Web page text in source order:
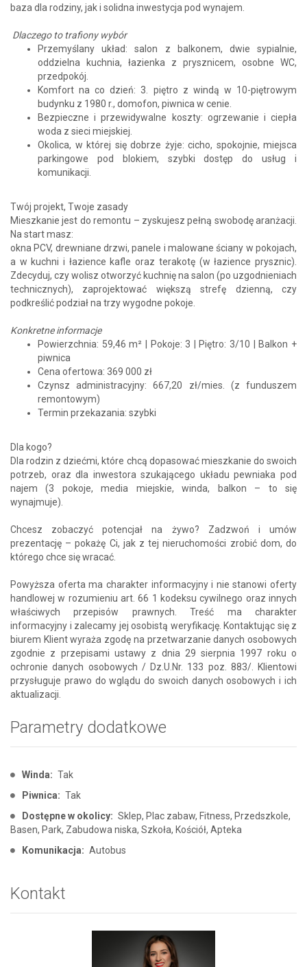
baza dla rodziny, jak i solidna inwestycja pod wynajem.
Dlaczego to trafiony wybór
Przemyślany układ: salon z balkonem, dwie sypialnie,
oddzielna kuchnia, łazienka z prysznicem, osobne WC,
przedpokój.
Komfort na co dzień: 3. piętro z windą w 10-piętrowym
budynku z 1980 r., domofon, piwnica w cenie.
Bezpieczne i przewidywalne koszty: ogrzewanie i ciepła
woda z sieci miejskiej.
Okolica, w której się dobrze żyje: cicho, spokojnie, miejsca
parkingowe pod blokiem, szybki dostęp do usług i
komunikacji.
Twój projekt, Twoje zasady
Mieszkanie jest do remontu – zyskujesz pełną swobodę aranżacji.
Na start masz:
okna PCV, drewniane drzwi, panele i malowane ściany w pokojach,
a w kuchni i łazience kafle oraz terakotę (w łazience prysznic).
Zdecyduj, czy wolisz otworzyć kuchnię na salon (po uzgodnieniach
technicznych), zaprojektować większą strefę dzienną, czy
podkreślić podział na trzy wygodne pokoje.
Konkretne informacje
Powierzchnia: 59,46 m² | Pokoje: 3 | Piętro: 3/10 | Balkon +
piwnica
Cena ofertowa: 369 000 zł
Czynsz administracyjny: 667,20 zł/mies. (z funduszem
remontowym)
Termin przekazania: szybki
Dla kogo?
Dla rodzin z dziećmi, które chcą dopasować mieszkanie do swoich
potrzeb, oraz dla inwestora szukającego układu pewniaka pod
najem (3 pokoje, media miejskie, winda, balkon – to się
wynajmuje).
Chcesz zobaczyć potencjał na żywo? Zadzwoń i umów
prezentację – pokażę Ci, jak z tej nieruchomości zrobić dom, do
którego chce się wracać.
Powyższa oferta ma charakter informacyjny i nie stanowi oferty
handlowej w rozumieniu art. 66 1 kodeksu cywilnego oraz innych
właściwych przepisów prawnych. Treść ma charakter
informacyjny i zalecamy jej osobistą weryfikację. Kontaktując się z
biurem Klient wyraża zgodę na przetwarzanie danych osobowych
zgodnie z przepisami ustawy z dnia 29 sierpnia 1997 roku o
ochronie danych osobowych / Dz.U.Nr. 133 poz. 883/. Klientowi
przysługuje prawo do wglądu do swoich danych osobowych i ich
aktualizacji.
Parametry dodatkowe
Winda: Tak
Piwnica: Tak
Dostępne w okolicy: Sklep, Plac zabaw, Fitness, Przedszkole,
Basen, Park, Zabudowa niska, Szkoła, Kościół, Apteka
Komunikacja: Autobus
Kontakt